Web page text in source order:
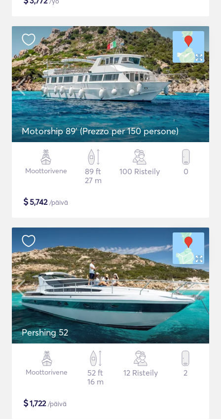
Motorship 89' (Prezzo per 150 persone)
Moottorivene
89 ft
27 m
100 Risteily 0
$5,742/päivä
Pershing 52
Moottorivene
52 ft
16 m
12 Risteily 2
$1,722/päivä